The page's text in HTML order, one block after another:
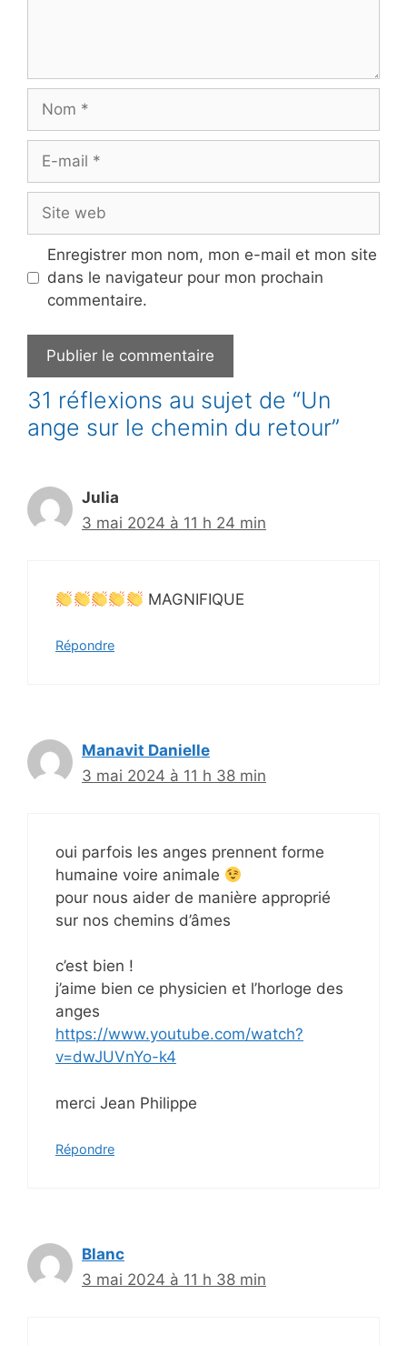
mail
web
Enregistrer mon nom, mon e-mail et mon site
dans le navigateur pour mon prochain
commentaire.
31 réflexions au sujet de “Un
ange sur le chemin du retour”
Julia
3 mai 2024 à 11 h 24 min
MAGNIFIQUE
Répondre
Manavit Danielle
3 mai 2024 à 11 h 38 min
oui parfois les anges prennent forme
humaine voire animale
pour nous aider de manière approprié
sur nos chemins d’âmes
c’est bien !
j’aime bien ce physicien et l’horloge des
anges
https://www.youtube.com/watch?
v=dwJUVnYo-k4
merci Jean Philippe
Répondre
Blanc
3 mai 2024 à 11 h 38 min